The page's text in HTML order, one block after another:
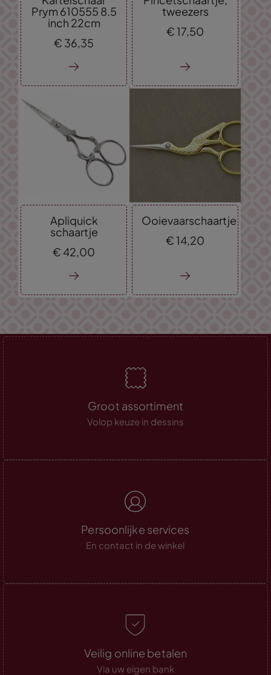
Prym 610555 8.5
inch 22cm
€ 36,35
tweezers
€17,50
Apliquick
schaartje
€ 42,00
Ooievaarschaartje
€14,20
Groot assortiment
Volop keuze in dessins
Persoonlijke services
En contact in de winkel
Veilig online betalen
Via uw eigen bank